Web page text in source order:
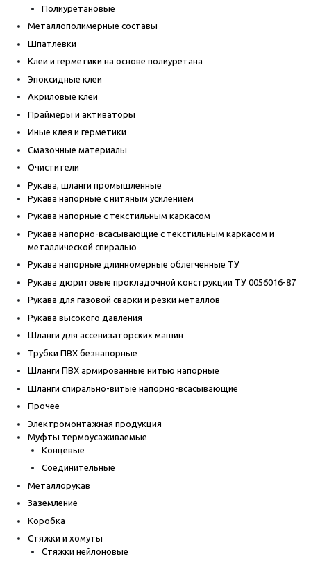
Полиуретановые
Металлополимерные составы
Шпатлевки
Клеи и герметики на основе полиуретана
Эпоксидные клеи
Акриловые клеи
Праймеры и активаторы
Иные клея и герметики
Смазочные материалы
Очистители
Рукава, шланги промышленные
Рукава напорные с нитяным усилением
Рукава напорные с текстильным каркасом
Рукава напорно-всасывающие с текстильным каркасом и
металлической спиралью
Рукава напорные длинномерные облегченные ТУ
Рукава дюритовые прокладочной конструкции ТУ 0056016-87
Рукава для газовой сварки и резки металлов
Рукава высокого давления
Шланги для ассенизаторских машин
Трубки ПВХ безнапорные
Шланги ПВХ армированные нитью напорные
Шланги спирально-витые напорно-всасывающие
Прочее
Электромонтажная продукция
Муфты термоусаживаемые
Концевые
Соединительные
Металлорукав
Заземление
Коробка
Стяжки и хомуты
Стяжки нейлоновые